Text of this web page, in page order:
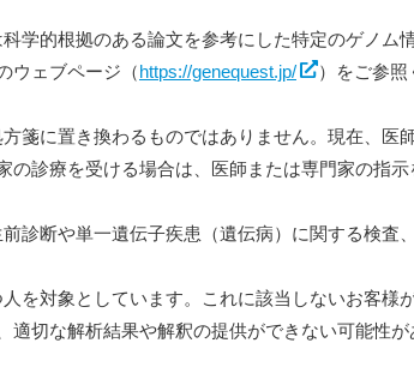
学的根拠のある論文を参考にした特定のゲノム
ウェブページ（https://genequest.jp/
）をご参照
箋に置き換わるものではありません。現在、医
診療を受ける場合は、医師または専門家の指示
診断や単一遺伝子疾患（遺伝病）に関する検査、
を対象としています。これに該当しないお客様
切な解析結果や解釈の提供ができない可能性が